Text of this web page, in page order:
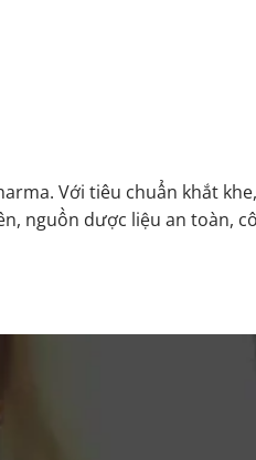
Với tiêu chuẩn khắt
nguồn dược liệu an toàn,